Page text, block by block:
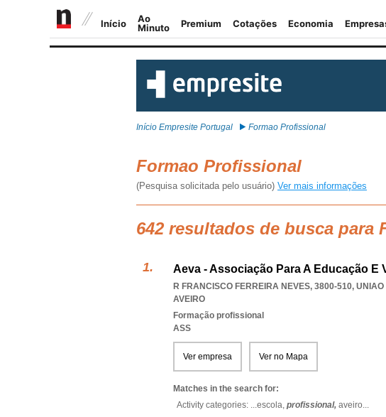
Início Empresite Portugal Formao Profissional
Formao Profissional
(Pesquisa solicitada pelo usuário) Ver mais informações
642 resultados de busca para
Aeva - Associação Para A Educação E
R FRANCISCO FERREIRA NEVES, 3800-510, UNIAO
AVEIRO
Formação profissional
ASS
Ver empresa Ver no Mapa
Matches in the search for:
Activity categories: ...escola, profissional, aveiro...